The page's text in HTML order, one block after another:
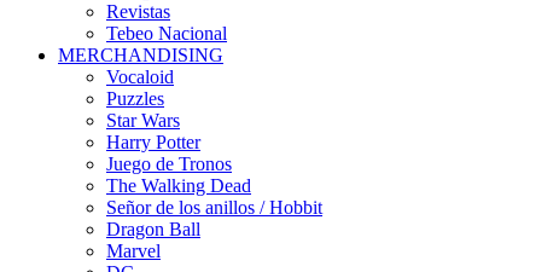
Revistas
Tebeo Nacional
MERCHANDISING
Vocaloid
Puzzles
Star Wars
Harry Potter
Juego de Tronos
The Walking Dead
Señor de los anillos / Hobbit
Dragon Ball
Marvel